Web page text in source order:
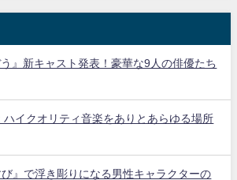
』新キャスト発表！豪華な9人の俳優たち
イクオリティ音楽をありとあらゆる場所
』で浮き彫りになる男性キャラクターの